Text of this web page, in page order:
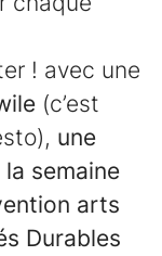
! avec une
(c’est
une
semaine
arts
Durables